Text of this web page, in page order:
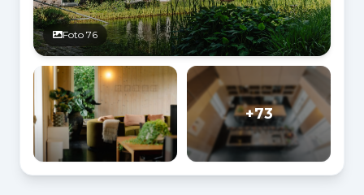
Foto 76
+73